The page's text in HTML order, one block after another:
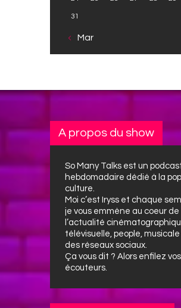
31
« Mar
A propos du show
So Many Talks est un
hebdomadaire dédié à la pop
culture.
Moi c’est Iryss et chaque
je vous emmène au coeur de
l’actualité
télévisuelle, people,
des réseaux sociaux.
Ça vous dit ? Alors enfilez vos
écouteurs.